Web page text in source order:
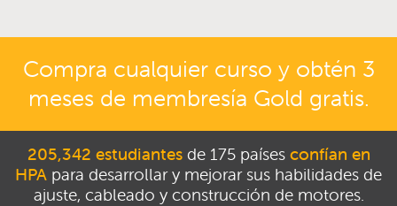
Compra cualquier curso y obtén 3
meses de membresía Gold gratis.
205,342 estudiantesde 175 países confían en
HPA para desarrollar y mejorar sus habilidades de
ajuste, cableado y construcción de motores.